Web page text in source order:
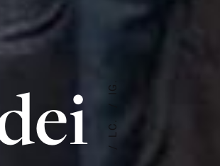
LC.
IG.